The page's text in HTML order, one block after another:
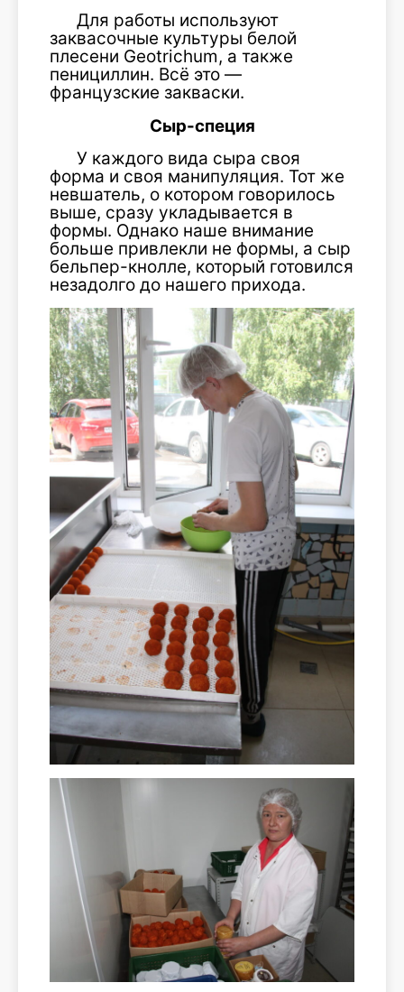
Для работы используют
заквасочные культуры белой
плесени Geotrichum, а также
пенициллин. Всё это —
французские закваски.
Сыр-специя
У каждого вида сыра своя
форма и своя манипуляция. Тот же
невшатель, о котором говорилось
выше, сразу укладывается в
формы. Однако наше внимание
больше привлекли не формы, а сыр
бельпер-кнолле, который готовился
незадолго до нашего прихода.